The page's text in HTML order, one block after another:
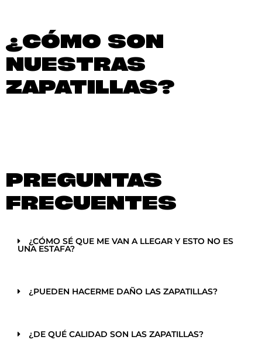
¿CÓMO SON
NUESTRAS
ZAPATILLAS?
PREGUNTAS
FRECUENTES
¿CÓMO SÉ QUE ME VAN A LLEGAR Y ESTO NO ES
UNA ESTAFA?
¿PUEDEN HACERME DAÑO LAS ZAPATILLAS?
¿DE QUÉ CALIDAD SON LAS ZAPATILLAS?